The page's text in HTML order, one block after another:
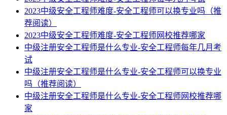
2023中级安全工程师难度-安全工程师可以换专业吗（推
荐阅读）
2023中级安全工程师难度-安全工程师网校推荐哪家
中级注册安全工程师是什么专业-安全工程师每年几月考
试
中级注册安全工程师是什么专业-安全工程师可以换专业
吗（推荐阅读）
中级注册安全工程师是什么专业-安全工程师网校推荐哪
家